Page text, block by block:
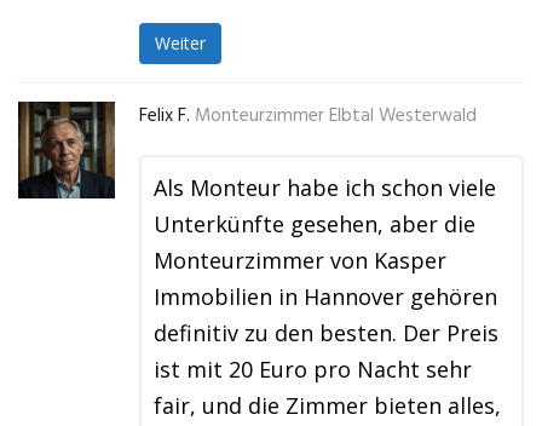
Weiter
Felix F. Monteurzimmer Elbtal Westerwald
Als Monteur habe ich schon viele
Unterkünfte gesehen, aber die
Monteurzimmer von Kasper
Immobilien in Hannover gehören
definitiv zu den besten. Der Preis
ist mit 20 Euro pro Nacht sehr
fair, und die Zimmer bieten alles,